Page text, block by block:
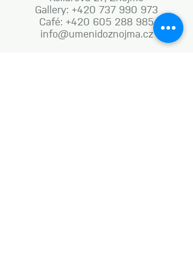
Gallery: +420 737 990 973
Café: +420 605 288 985
info@umenidoznojma.cz